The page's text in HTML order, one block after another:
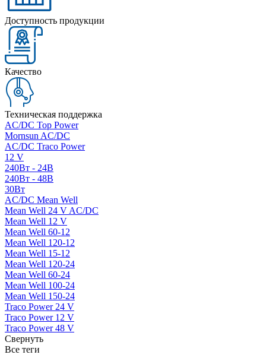
Доступность продукции
Качество
Техническая поддержка
AC/DC Top Power
Mornsun AC/DC
AC/DC Traco Power
12 V
240Вт - 24В
240Вт - 48В
30Вт
AC/DC Mean Well
Mean Well 24 V AC/DC
Mean Well 12 V
Mean Well 60-12
Mean Well 120-12
Mean Well 15-12
Mean Well 120-24
Mean Well 60-24
Mean Well 100-24
Mean Well 150-24
Traco Power 24 V
Traco Power 12 V
Traco Power 48 V
Свернуть
Все теги